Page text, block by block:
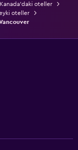
Kanada'daki oteller
oteller